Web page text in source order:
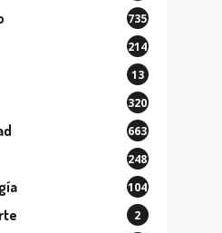
735
214
13
320
663
248
104
2